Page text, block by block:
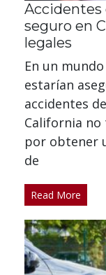
Accidentes
seguro en
legales
En un
estarían
accidentes
California
por obtener
de
Read More